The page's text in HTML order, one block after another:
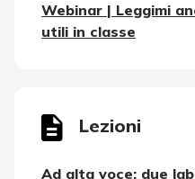
Webinar | Leggimi
utili in classe
Lezioni
Ad alta voce: due